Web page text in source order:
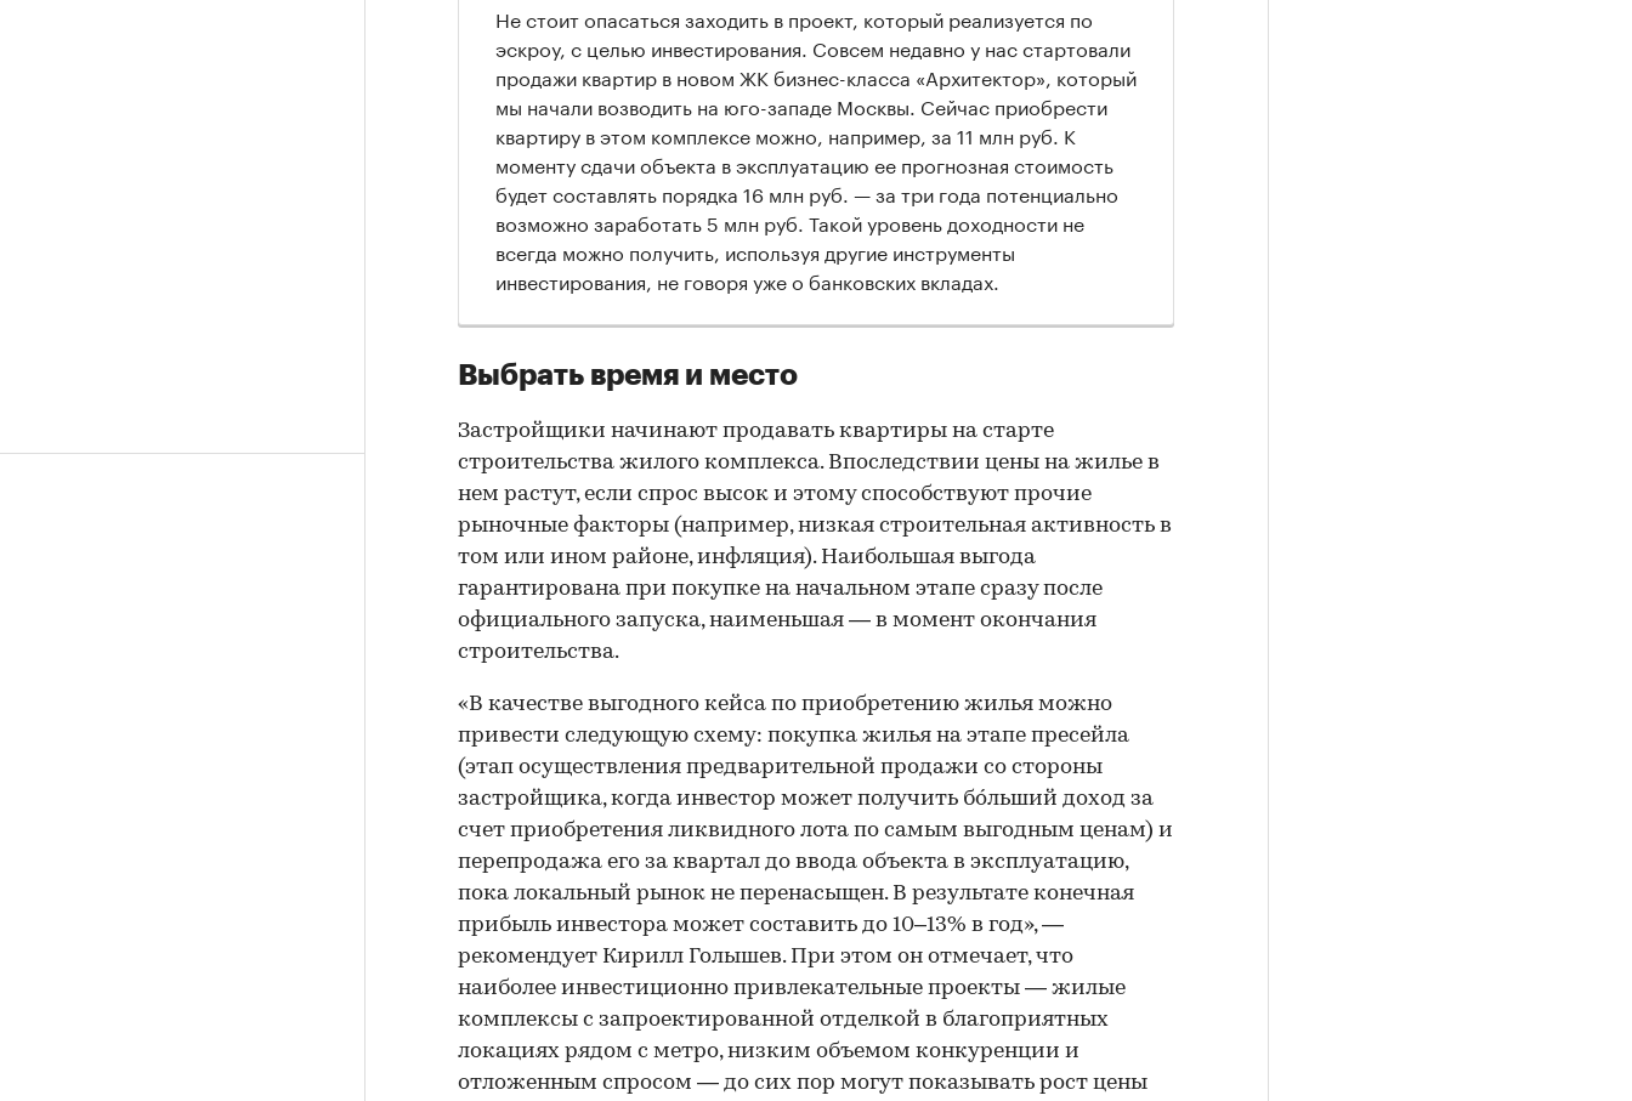
Не стоит опасаться заходить в проект, который реализуется по
эскроу, с целью инвестирования. Совсем недавно у нас стартовали
продажи квартир в новом ЖК бизнес-класса «Архитектор», который
мы начали возводить на юго-западе Москвы. Сейчас приобрести
квартиру в этом комплексе можно, например, за 11 млн руб. К
моменту сдачи объекта в эксплуатацию ее прогнозная стоимость
будет составлять порядка 16 млн руб. — за три года потенциально
возможно заработать 5 млн руб. Такой уровень доходности не
всегда можно получить, используя другие инструменты
инвестирования, не говоря уже о банковских вкладах.
Выбрать время и место
Застройщики начинают продавать квартиры на старте
строительства жилого комплекса. Впоследствии цены на жилье в
нем растут, если спрос высок и этому способствуют прочие
рыночные факторы (например, низкая строительная активность в
том или ином районе, инфляция). Наибольшая выгода
гарантирована при покупке на начальном этапе сразу после
официального запуска, наименьшая — в момент окончания
строительства.
«В качестве выгодного кейса по приобретению жилья можно
привести следующую схему: покупка жилья на этапе пресейла
(этап осуществления предварительной продажи со стороны
застройщика, когда инвестор может получить бóльший доход за
счет приобретения ликвидного лота по самым выгодным ценам) и
перепродажа его за квартал до ввода объекта в эксплуатацию,
пока локальный рынок не перенасыщен. В результате конечная
прибыль инвестора может составить до 10–13% в год», —
рекомендует Кирилл Голышев. При этом он отмечает, что
наиболее инвестиционно привлекательные проекты — жилые
комплексы с запроектированной отделкой в благоприятных
локациях рядом с метро, низким объемом конкуренции и
отложенным спросом — до сих пор могут показывать рост цены